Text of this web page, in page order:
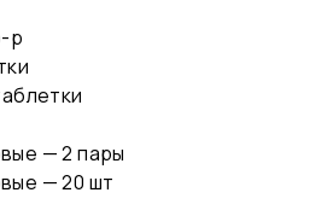
р
— 2 пары
— 20 шт